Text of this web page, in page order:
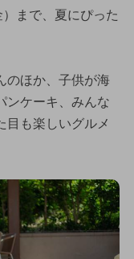
まで、夏にぴった
のほか、子供が海
ンケーキ、みんな
目も楽しいグルメ